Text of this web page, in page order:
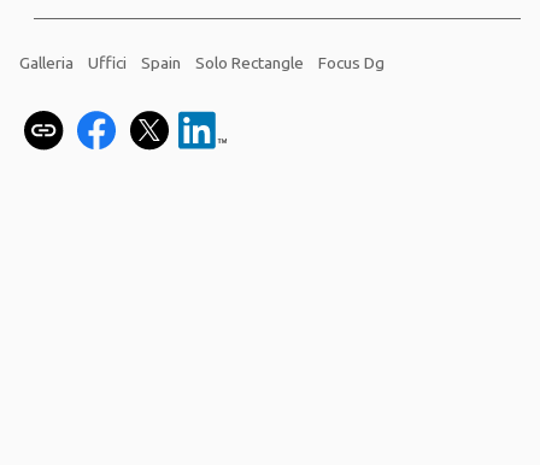
Galleria Uffici Spain Solo Rectangle Focus Dg